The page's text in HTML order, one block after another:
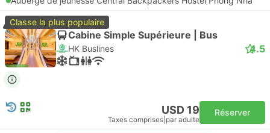
Classe la plus populaire
Cabine Simple Supérieure | Bus
HK Buslines 4.5
USD 19
Taxes comprises par adulte
Réserver